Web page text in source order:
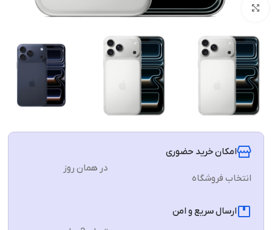
برای بزرگنمایی کلیک کنید
امکان خرید حضوری
انتخاب فروشگاه
در همان روز
ارسال سریع و امن